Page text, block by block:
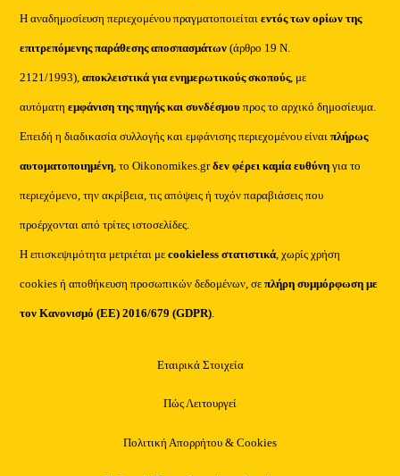
Η αναδημοσίευση περιεχομένου πραγματοποιείταιεντός των ορίων της
επιτρεπόμενης παράθεσης αποσπασμάτων (άρθρο 19 Ν.
2121/1993), αποκλειστικά για ενημερωτικούς σκοπούς, με
αυτόματηεμφάνιση της πηγής και συνδέσμου προς το αρχικό δημοσίευμα.
Επειδή η διαδικασία συλλογής και εμφάνισης περιεχομένου είναιπλήρως
αυτοματοποιημένη, το Oikonomikes.grδεν φέρει καμία ευθύνη για το
περιεχόμενο, την ακρίβεια, τις απόψεις ή τυχόν παραβιάσεις που
προέρχονται από τρίτες ιστοσελίδες.
Η επισκεψιμότητα μετριέται μεcookieless στατιστικά, χωρίς χρήση
cookies ή αποθήκευση προσωπικών δεδομένων, σεπλήρη συμμόρφωση με
τον Κανονισμό (ΕΕ) 2016/679 (GDPR).
Εταιρικά Στοιχεία
Πώς Λειτουργεί
Πολιτική Απορρήτου & Cookies